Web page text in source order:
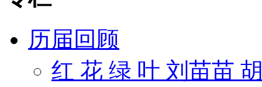
历届回顾
红 花 绿 叶 刘苗苗